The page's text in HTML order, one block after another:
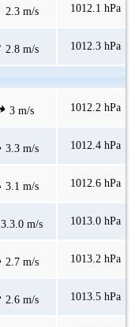
2.3 m/s 1012.1 hPa
2.8 m/s 1012.3 hPa
3 m/s 1012.2 hPa
3.3 m/s 1012.4 hPa
3.1 m/s 1012.6 hPa
3.3.0 m/s 1013.0 hPa
2.7 m/s 1013.2 hPa
2.6 m/s 1013.5 hPa